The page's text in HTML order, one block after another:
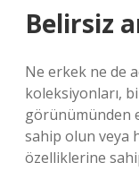
Belirsiz
Ne erkek ne de
koleksiyonları,
görünümünden
sahip olun veya
özelliklerine